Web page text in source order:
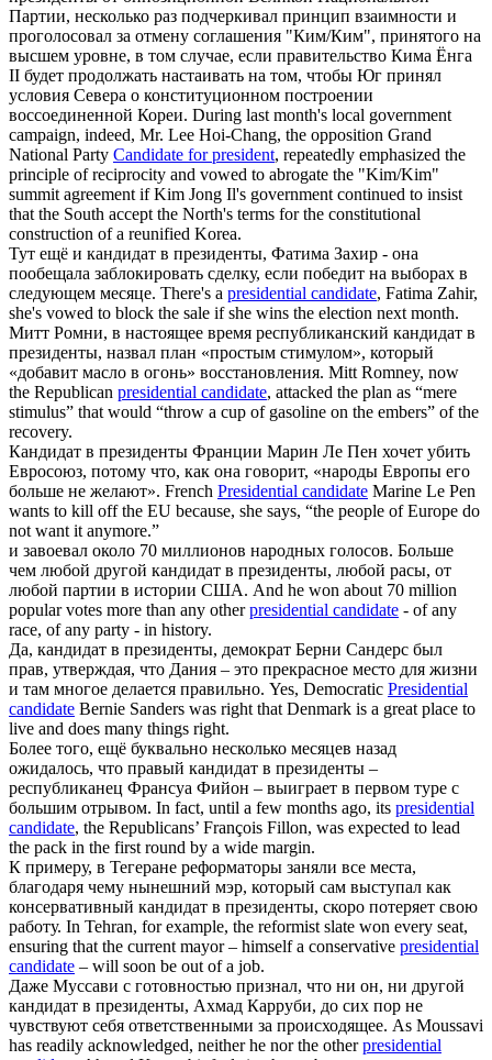
Партии, несколько раз подчеркивал принцип взаимности и
проголосовал за отмену соглашения "Ким/Ким", принятого на
высшем уровне, в том случае, если правительство Кима Ёнга
II будет продолжать настаивать на том, чтобы Юг принял
условия Севера о конституционном построении
воссоединенной Кореи. During last month's local government
campaign, indeed, Mr. Lee Hoi-Chang, the opposition Grand
National Party Candidate for president, repeatedly emphasized the
principle of reciprocity and vowed to abrogate the "Kim/Kim"
summit agreement if Kim Jong Il's government continued to insist
that the South accept the North's terms for the constitutional
construction of a reunified Korea.
Тут ещё и кандидат в президенты, Фатима Захир - она
пообещала заблокировать сделку, если победит на выборах в
следующем месяце. There's a presidential candidate, Fatima Zahir,
she's vowed to block the sale if she wins the election next month.
Митт Ромни, в настоящее время республиканский кандидат в
президенты, назвал план «простым стимулом», который
«добавит масло в огонь» восстановления. Mitt Romney, now
the Republican presidential candidate, attacked the plan as “mere
stimulus” that would “throw a cup of gasoline on the embers” of the
recovery.
Кандидат в президенты Франции Марин Ле Пен хочет убить
Евросоюз, потому что, как она говорит, «народы Европы его
больше не желают». French Presidential candidate Marine Le Pen
wants to kill off the EU because, she says, “the people of Europe do
not want it anymore.”
и завоевал около 70 миллионов народных голосов. Больше
чем любой другой кандидат в президенты, любой расы, от
любой партии в истории США. And he won about 70 million
popular votes more than any otherpresidential candidate - of any
race, of any party - in history.
Да, кандидат в президенты, демократ Берни Сандерс был
прав, утверждая, что Дания – это прекрасное место для жизни
и там многое делается правильно. Yes, Democratic Presidential
candidate Bernie Sanders was right that Denmark is a great place to
live and does many things right.
Более того, ещё буквально несколько месяцев назад
ожидалось, что правый кандидат в президенты –
республиканец Франсуа Фийон – выиграет в первом туре с
большим отрывом. In fact, until a few months ago, its presidential
candidate, the Republicans’ François Fillon, was expected to lead
the pack in the first round by a wide margin.
К примеру, в Тегеране реформаторы заняли все места,
благодаря чему нынешний мэр, который сам выступал как
консервативный кандидат в президенты, скоро потеряет свою
работу. In Tehran, for example, the reformist slate won every seat,
ensuring that the current mayor – himself a conservative presidential
candidate – will soon be out of a job.
Даже Муссави с готовностью признал, что ни он, ни другой
кандидат в президенты, Ахмад Карруби, до сих пор не
чувствуют себя ответственными за происходящее. As Moussavi
has readily acknowledged, neither he nor the otherpresidential